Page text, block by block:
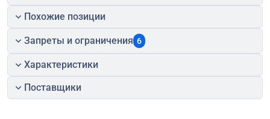
Похожие позиции
Запреты и ограничения 6
Характеристики
Поставщики